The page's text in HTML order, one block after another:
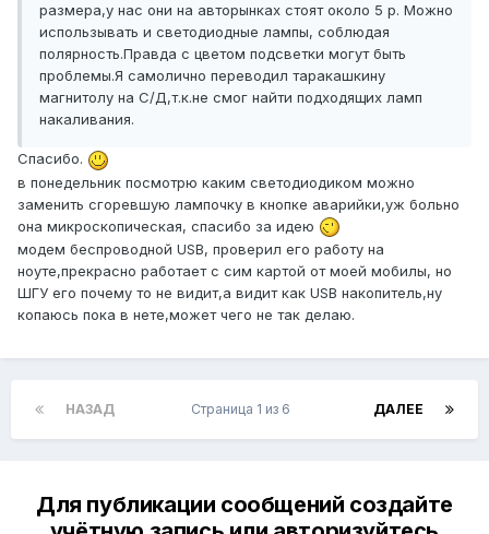
размера,у нас они на авторынках стоят около 5 р. Можно
использывать и светодиодные лампы, соблюдая
полярность.Правда с цветом подсветки могут быть
проблемы.Я самолично переводил таракашкину
магнитолу на С/Д,т.к.не смог найти подходящих ламп
накаливания.
Спасибо.
в понедельник посмотрю каким светодиодиком можно
заменить сгоревшую лампочку в кнопке аварийки,уж больно
она микроскопическая, спасибо за идею
модем беспроводной USB, проверил его работу на
ноуте,прекрасно работает с сим картой от моей мобилы, но
ШГУ его почему то не видит,а видит как USB накопитель,ну
копаюсь пока в нете,может чего не так делаю.
НАЗАД ДАЛЕЕ
Страница 1 из 6
Для публикации сообщений создайте